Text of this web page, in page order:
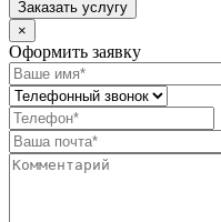
Заказать услугу
×
Оформить заявку